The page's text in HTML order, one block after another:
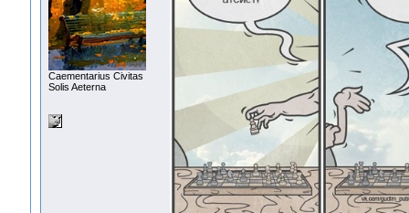
Сaementarius Civitas
Solis Aeterna